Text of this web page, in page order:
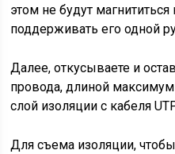
этом не будут
поддерживать его одной
Далее, откусываете и
провода, длиной
слой изоляции с кабеля
Для съема изоляции,